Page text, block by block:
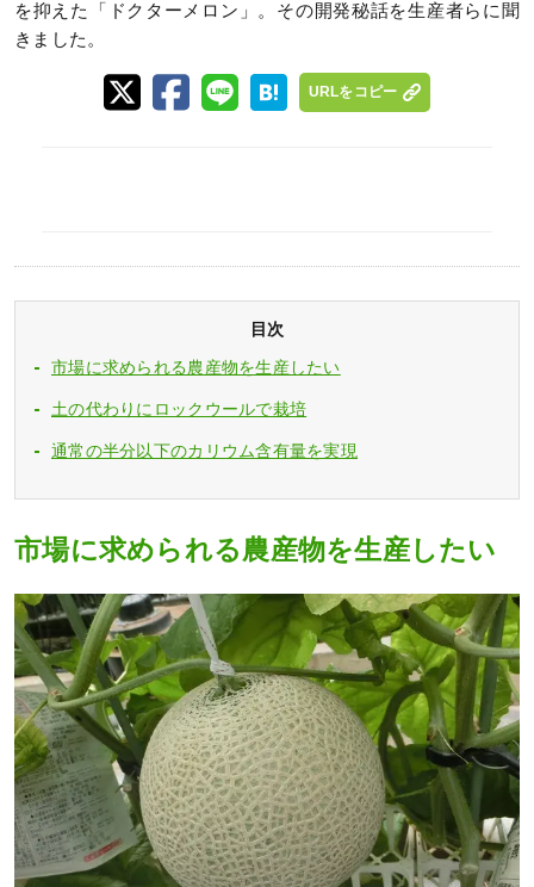
を抑えた「ドクターメロン」。その開発秘話を生産者らに聞
きました。
URLをコピー
目次
市場に求められる農産物を生産したい
土の代わりにロックウールで栽培
通常の半分以下のカリウム含有量を実現
市場に求められる農産物を生産したい